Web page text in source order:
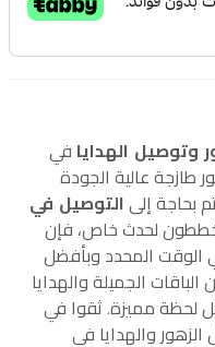
وتوصيل الهدايا في
طازجة عالية الجودة
بحاجة إلى التوصيل في
لحدث خاص، فإن
الوقت المحدد وبأفضل
الجميلة والهدايا
لحظة مميزة. ثقوا في
الزهور والهدايا في